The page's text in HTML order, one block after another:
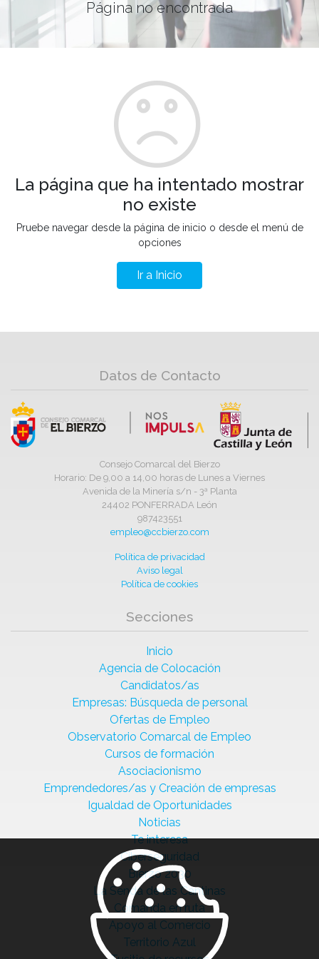
Página no encontrada
La página que ha intentado mostrar
no existe
Pruebe navegar desde la página de inicio o desde el menú de
opciones
Ir a Inicio
Datos de Contacto
Consejo Comarcal del Bierzo
Horario: De 9,00 a 14,00 horas de Lunes a Viernes
Avenida de la Minería s/n - 3ª Planta
24402 PONFERRADA León
987423551
empleo@ccbierzo.com
Política de privacidad
Aviso legal
Política de cookies
Secciones
Inicio
Agencia de Colocación
Candidatos/as
Empresas: Búsqueda de personal
Ofertas de Empleo
Observatorio Comarcal de Empleo
Cursos de formación
Asociacionismo
Emprendedores/as y Creación de empresas
Igualdad de Oportunidades
Noticias
Te interesa
Ciberseguridad
Bierzo 2030
La Senda de las Cantinas
Comanda en ruta
Apoyo al Comercio
Territorio Azul